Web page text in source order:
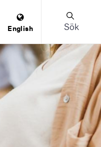
English Sök